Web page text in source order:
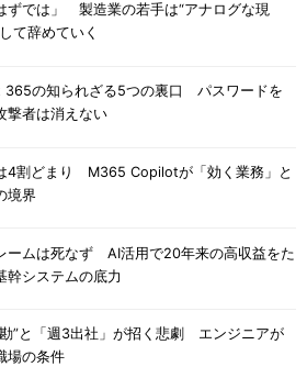
ずでは」 製造業の若手は“アナログな現
て辞めていく
の知られざる5つの裏口 パスワードを
撃者は消えない
4割どまり M365 Copilotが「効く業務」と
境界
ームは死なず AI活用で20年来の高収益をた
幹システムの底力
”と「週3出社」が招く悲劇 エンジニアが
場の条件